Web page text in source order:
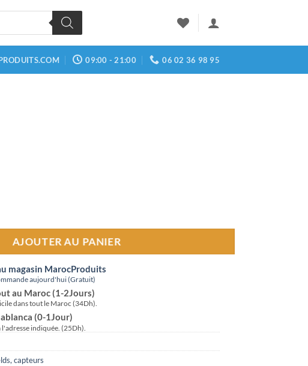
09:00 - 21:00 06 02 36 98 95
AJOUTER AU PANIER
magasin MarocProduits
aujourd'hui (Gratuit)
au Maroc (1-2Jours)
dans tout le Maroc (34Dh).
(0-1Jour)
indiquée. (25Dh).
capteurs